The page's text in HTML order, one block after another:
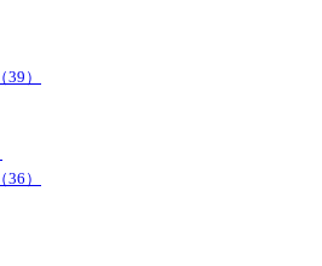
（39）
（36）